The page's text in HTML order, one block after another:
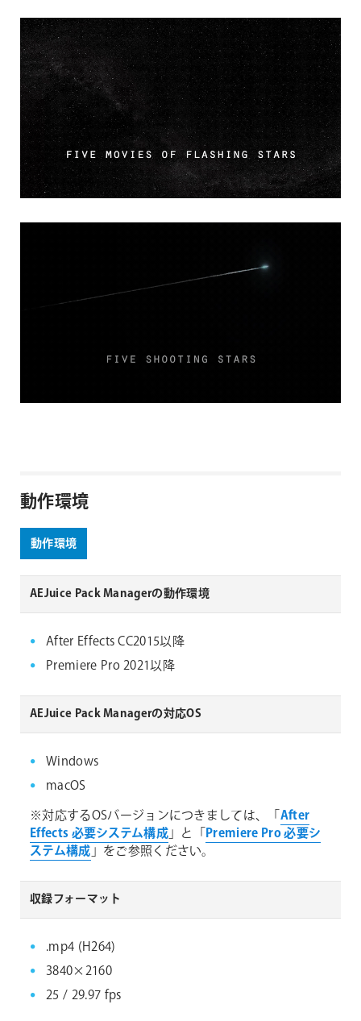
動作環境
動作環境
AEJuice Pack Managerの動作環境
After Effects CC2015以降
Premiere Pro 2021以降
AEJuice Pack Managerの対応OS
Windows
macOS
※対応するOSバージョンにつきましては、「After
Effects 必要システム構成」と「Premiere Pro 必要シ
ステム構成 」をご参照ください。
収録フォーマット
.mp4 (H264)
3840×2160
25 / 29.97 fps